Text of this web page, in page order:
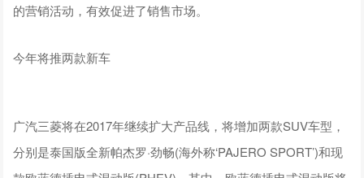
的营销活动，有效促进了销售市场。
今年将推两款新车
广汽三菱将在2017年继续扩大产品线，将增加两款SUV车型，
分别是泰国版全新帕杰罗·劲畅(海外称‘PAJERO SPORT’)和现